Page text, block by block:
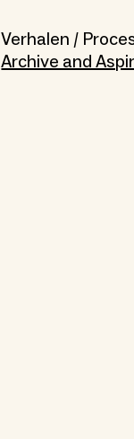
Verhalen /
Archive and